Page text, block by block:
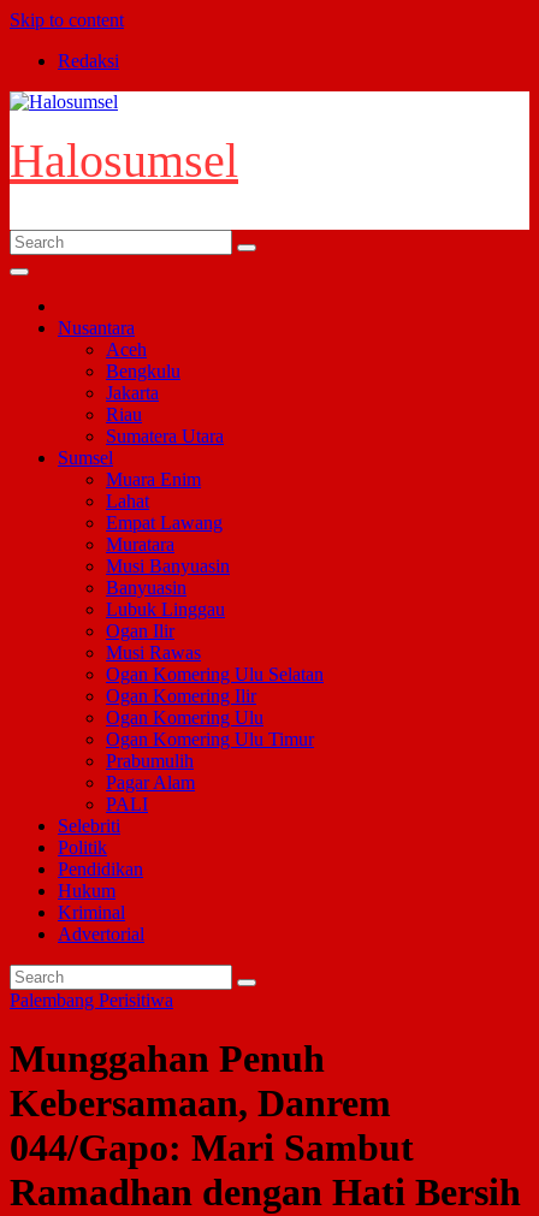
Skip to content
Redaksi
Halosumsel
Nusantara
Aceh
Bengkulu
Jakarta
Riau
Sumatera Utara
Sumsel
Muara Enim
Lahat
Empat Lawang
Muratara
Musi Banyuasin
Banyuasin
Lubuk Linggau
Ogan Ilir
Musi Rawas
Ogan Komering Ulu Selatan
Ogan Komering Ilir
Ogan Komering Ulu
Ogan Komering Ulu Timur
Prabumulih
Pagar Alam
PALI
Selebriti
Politik
Pendidikan
Hukum
Kriminal
Advertorial
Palembang Perisitiwa
Munggahan Penuh
Kebersamaan, Danrem
044/Gapo: Mari Sambut
Ramadhan dengan Hati Bersih